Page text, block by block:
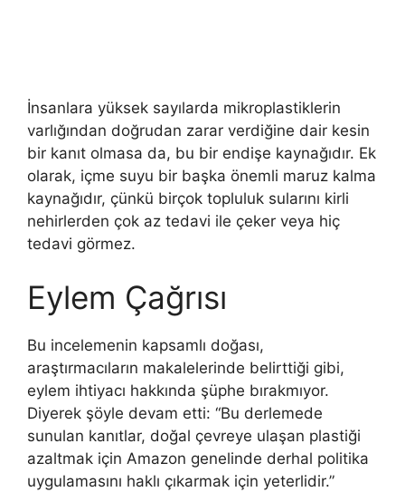
İnsanlara yüksek sayılarda mikroplastiklerin
varlığından doğrudan zarar verdiğine dair kesin
bir kanıt olmasa da, bu bir endişe kaynağıdır. Ek
olarak, içme suyu bir başka önemli maruz kalma
kaynağıdır, çünkü birçok topluluk sularını kirli
nehirlerden çok az tedavi ile çeker veya hiç
tedavi görmez.
Eylem Çağrısı
Bu incelemenin kapsamlı doğası,
araştırmacıların makalelerinde belirttiği gibi,
eylem ihtiyacı hakkında şüphe bırakmıyor.
Diyerek şöyle devam etti: “Bu derlemede
sunulan kanıtlar, doğal çevreye ulaşan plastiği
azaltmak için Amazon genelinde derhal politika
uygulamasını haklı çıkarmak için yeterlidir.”